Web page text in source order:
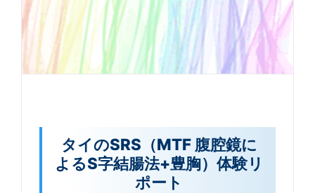
タイのSRS（MTF 腹腔鏡に
よるS字結腸法+豊胸）体験リ
ポート